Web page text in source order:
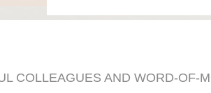
COLLEAGUES AND WORD-OF-